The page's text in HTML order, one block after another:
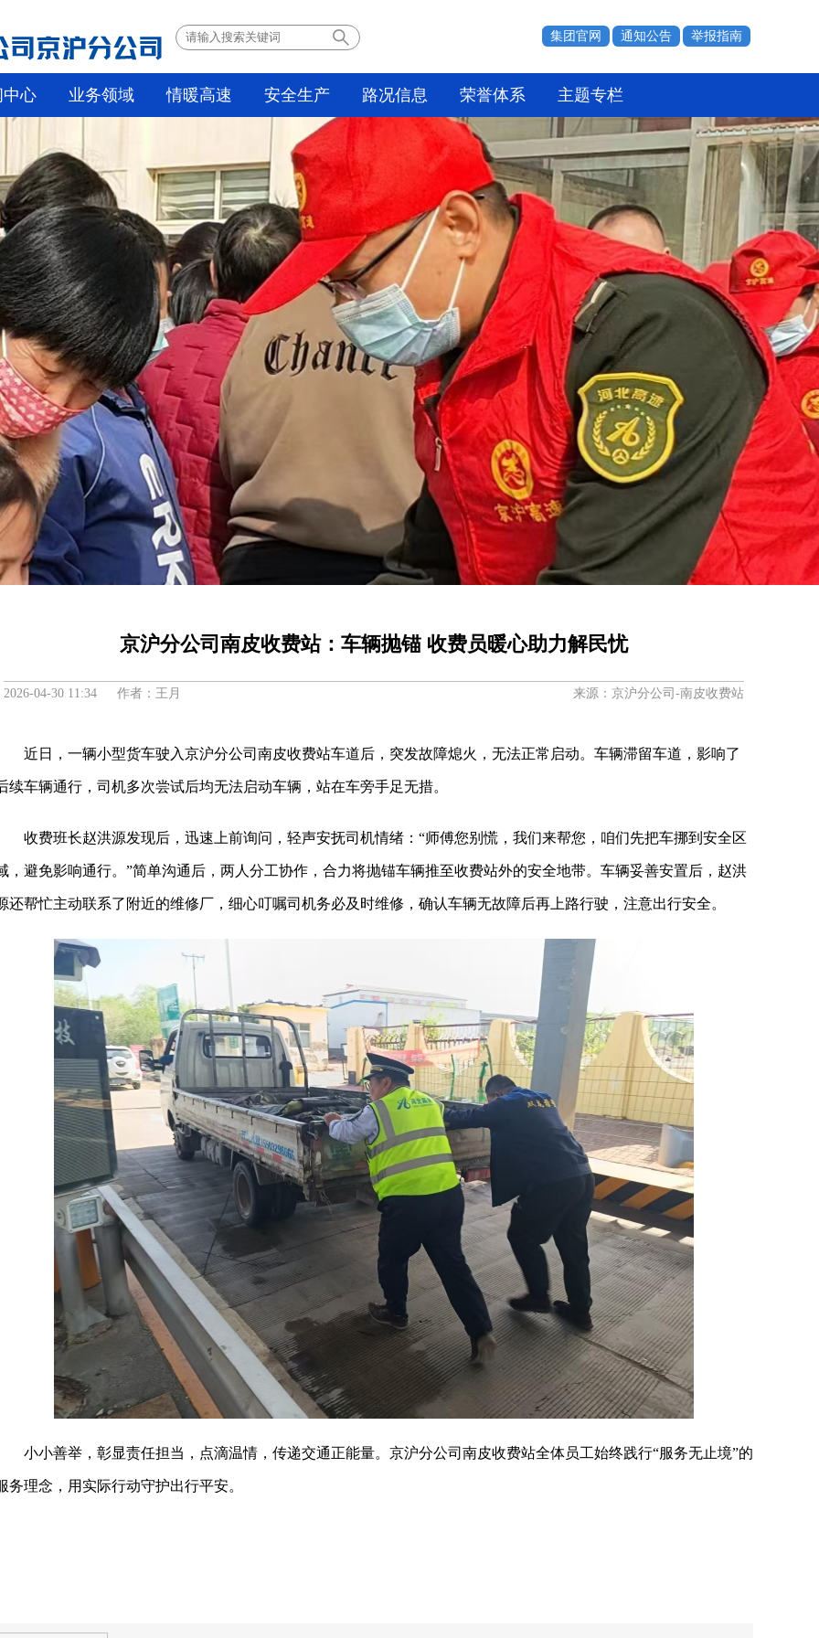
集团官网 通知公告 举报指南
心 业务领域 情暖高速 安全生产 路况信息 荣誉体系 主题专栏
京沪分公司南皮收费站：车辆抛锚 收费员暖心助力解民忧
2026-04-30 11:34 作者：王月 来源：京沪分公司-南皮收费站
近日，一辆小型货车驶入京沪分公司南皮收费站车道后，突发故障熄火，无法正常启动。车辆滞留车道，影响了
续车辆通行，司机多次尝试后均无法启动车辆，站在车旁手足无措。
收费班长赵洪源发现后，迅速上前询问，轻声安抚司机情绪：“师傅您别慌，我们来帮您，咱们先把车挪到安全区
，避免影响通行。”简单沟通后，两人分工协作，合力将抛锚车辆推至收费站外的安全地带。车辆妥善安置后，赵洪
还帮忙主动联系了附近的维修厂，细心叮嘱司机务必及时维修，确认车辆无故障后再上路行驶，注意出行安全。
小小善举，彰显责任担当，点滴温情，传递交通正能量。京沪分公司南皮收费站全体员工始终践行“服务无止境”的
务理念，用实际行动守护出行平安。